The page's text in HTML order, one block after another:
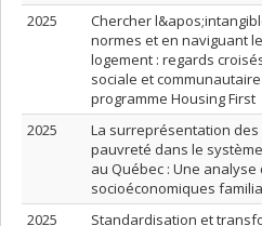
2025
Chercher
normes et en naviguant
logement : regards
sociale et
programme Housing First
2025
La surreprésentation
pauvreté dans le
au Québec : Une
socioéconomiques
2025
Standardisation et